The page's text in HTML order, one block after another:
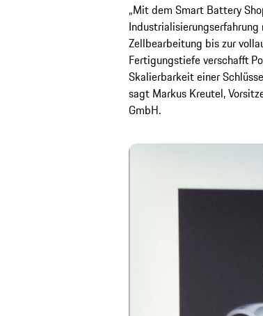
„Mit dem Smart Battery
Zellbearbeitung bis zur
Fertigungstiefe verschafft
Skalierbarkeit einer
sagt Markus Kreutel,
GmbH.